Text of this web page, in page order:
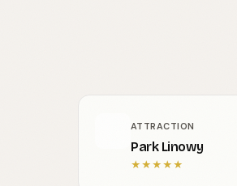
ATTRACTION
Park Linowy
★★★★★